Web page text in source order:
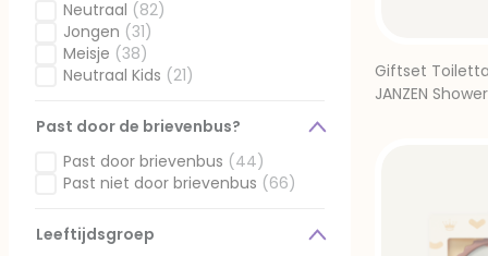
Suikerfeest(5)
Gefilterd op Submoment: Suikerfeest
Pasen(1)
Gefilterd op Submoment: Pasen
Overgang(2)
Gefilterd op Submoment: Overgang
Rijbewijs (5)
Gefilterd op Submoment: Rijbewijs
Gefilterd op Ontvanger: Man
Neutraal (82)
Gefilterd op Ontvanger: Neutraal
Jongen (31)
Gefilterd op Ontvanger: Jongen
Meisje (38)
Gefilterd op Ontvanger: Meisje
Neutraal Kids (21)
Past door de brievenbus?
Past door brievenbus (44)
Gefilterd op Past door de brievenbus?: Past door
Past niet door brievenbus (66)
Leeftijdsgroep
Giftset
JANZEN